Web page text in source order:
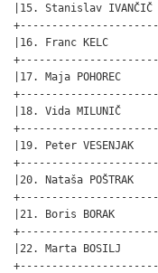
|15. Stanislav
|16. Franc KELC
|17. Maja
|18. Vida MILUNIČ
|19. Peter
|20. Nataša
|21. Boris BORAK
|22. Marta BOSILJ